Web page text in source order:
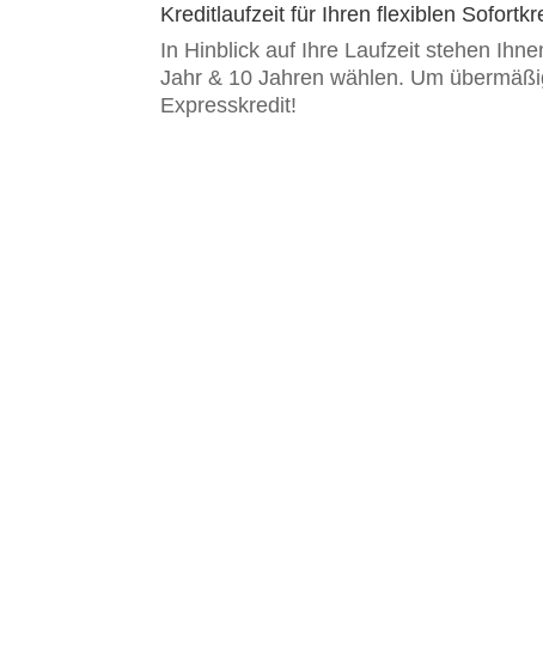
Kreditlaufzeit für Ihren flexiblen
In Hinblick auf Ihre Laufzeit stehen
Jahr & 10 Jahren wählen. Um
Expresskredit!